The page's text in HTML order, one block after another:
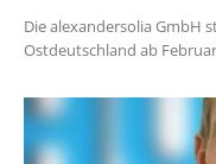
Die alexandersolia GmbH
Ostdeutschland ab